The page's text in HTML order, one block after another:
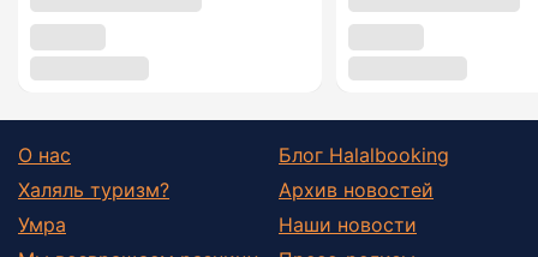
О нас
Халяль туризм?
Умра
Блог Halalbooking
Архив новостей
Наши новости